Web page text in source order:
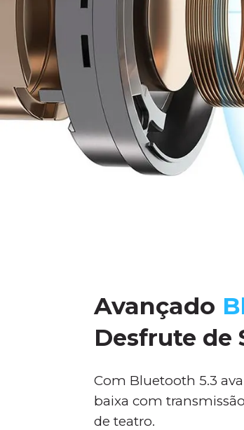
Avançado
Desfrute de
Com Bluetooth 5.3
baixa com
de teatro.